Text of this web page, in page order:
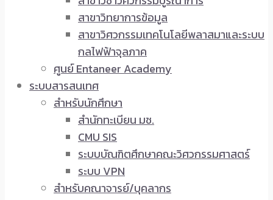
สาขาวิทยาการข้อมูล
สาขาวิศวกรรมเทคโนโลยีพลาสมาและระบบ
กลไฟฟ้าจุลภาค
ศูนย์ Entaneer Academy
ระบบสารสนเทศ
สำหรับนักศึกษา
สำนักทะเบียน มช.
CMU SIS
ระบบบัณฑิตศึกษาคณะวิศวกรรมศาสตร์
ระบบ VPN
สำหรับคณาจารย์/บุคลากร